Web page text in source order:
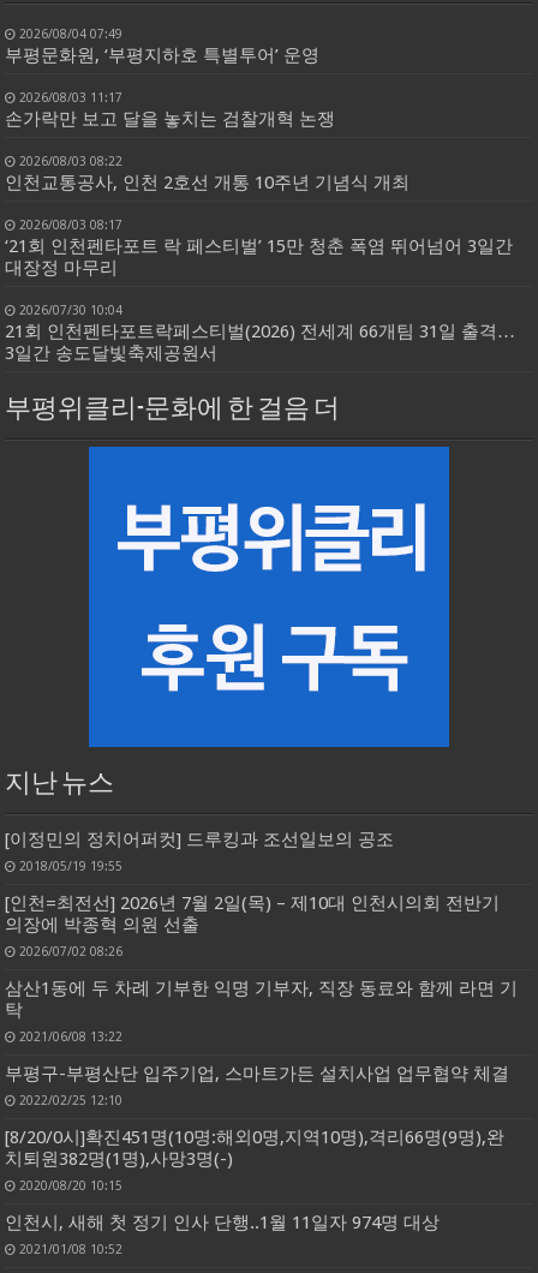
2026/08/04 07:49
부평문화원, ‘부평지하호 특별투어’ 운영
2026/08/03 11:17
손가락만 보고 달을 놓치는 검찰개혁 논쟁
2026/08/03 08:22
인천교통공사, 인천 2호선 개통 10주년 기념식 개최
2026/08/03 08:17
‘21회 인천펜타포트 락 페스티벌’ 15만 청춘 폭염 뛰어넘어 3일간
대장정 마무리
2026/07/30 10:04
21회 인천펜타포트락페스티벌(2026) 전세계 66개팀 31일 출격…
3일간 송도달빛축제공원서
부평위클리-문화에 한 걸음 더
지난 뉴스
[이정민의 정치어퍼컷] 드루킹과 조선일보의 공조
2018/05/19 19:55
[인천=최전선] 2026년 7월 2일(목) – 제10대 인천시의회 전반기
의장에 박종혁 의원 선출
2026/07/02 08:26
삼산1동에 두 차례 기부한 익명 기부자, 직장 동료와 함께 라면 기
탁
2021/06/08 13:22
부평구-부평산단 입주기업, 스마트가든 설치사업 업무협약 체결
2022/02/25 12:10
[8/20/0시]확진451명(10명:해외0명,지역10명),격리66명(9명),완
치퇴원382명(1명),사망3명(-)
2020/08/20 10:15
인천시, 새해 첫 정기 인사 단행..1월 11일자 974명 대상
2021/01/08 10:52